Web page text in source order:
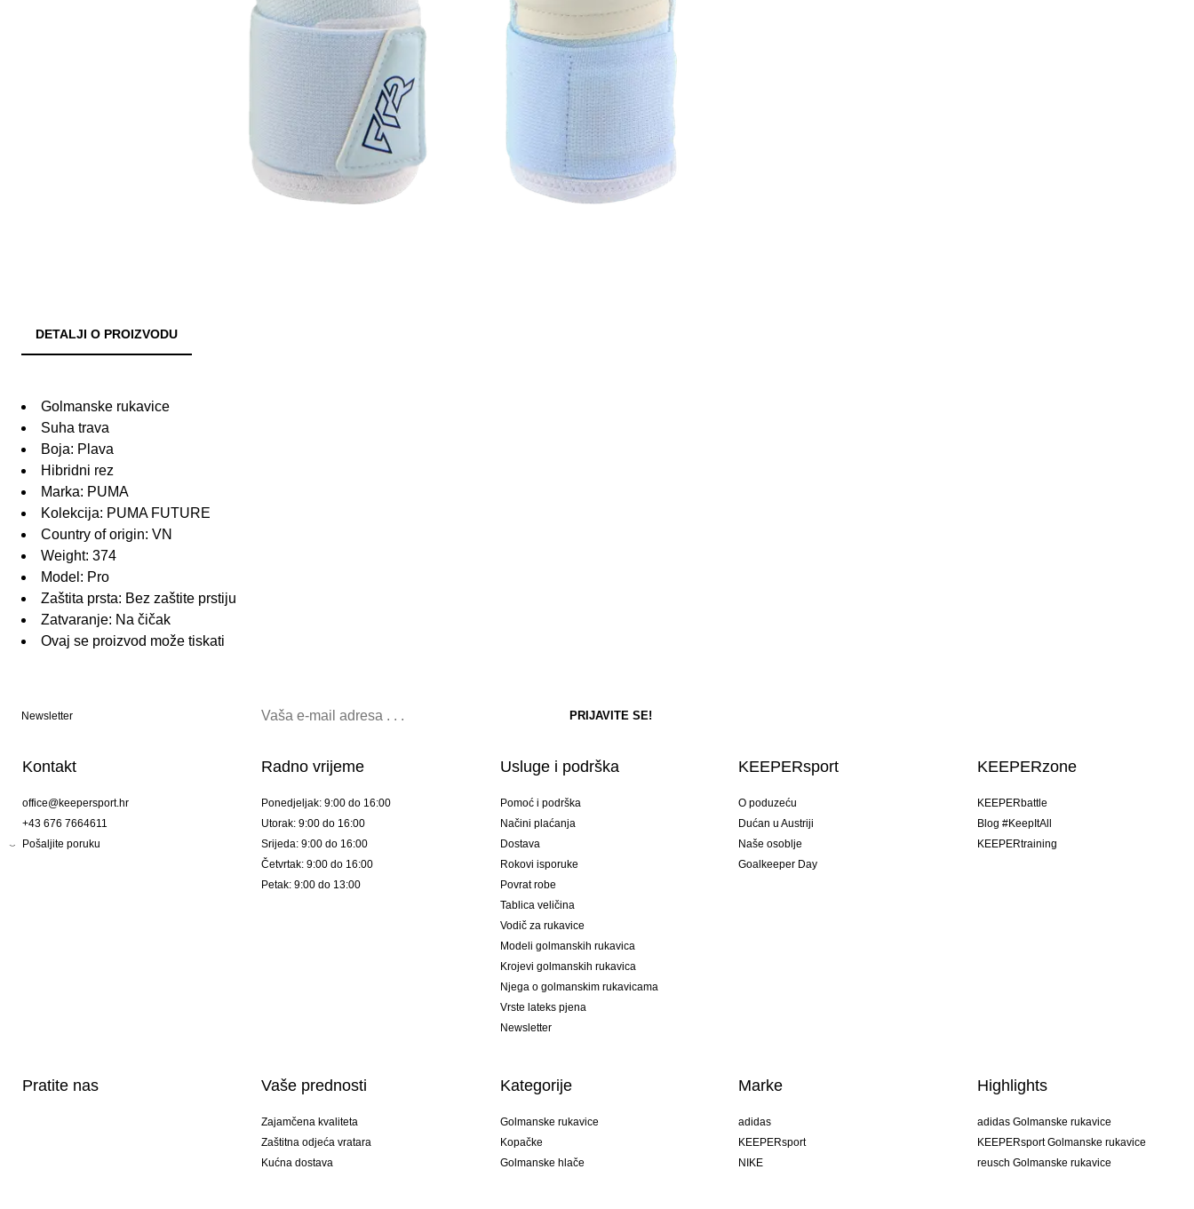
DETALJI O PROIZVODU
Golmanske rukavice
Suha trava
Boja: Plava
Hibridni rez
Marka: PUMA
Kolekcija: PUMA FUTURE
Country of origin: VN
Weight: 374
Model: Pro
Zaštita prsta: Bez zaštite prstiju
Zatvaranje: Na čičak
Ovaj se proizvod može tiskati
Newsletter
Kontakt
office@keepersport.hr
+43 676 7664611
Pošaljite poruku
Radno vrijeme
Ponedjeljak: 9:00 do 16:00
Utorak: 9:00 do 16:00
Srijeda: 9:00 do 16:00
Četvrtak: 9:00 do 16:00
Petak: 9:00 do 13:00
Usluge i podrška
Pomoć i podrška
Načini plaćanja
Dostava
Rokovi isporuke
Povrat robe
Tablica veličina
Vodič za rukavice
Modeli golmanskih rukavica
Krojevi golmanskih rukavica
Njega o golmanskim rukavicama
Vrste lateks pjena
Newsletter
KEEPERsport
O poduzeću
Dućan u Austriji
Naše osoblje
Goalkeeper Day
KEEPERzone
KEEPERbattle
Blog #KeepItAll
KEEPERtraining
Pratite nas Vaše prednosti
Zajamčena kvaliteta
Zaštitna odjeća vratara
Kućna dostava
Kategorije
Golmanske rukavice
Kopačke
Golmanske hlače
Marke
adidas
KEEPERsport
NIKE
Highlights
adidas Golmanske rukavice
KEEPERsport Golmanske rukavice
reusch Golmanske rukavice